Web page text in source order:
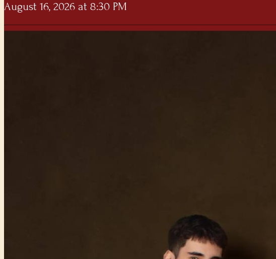
August 16, 2026 at 8:30 PM